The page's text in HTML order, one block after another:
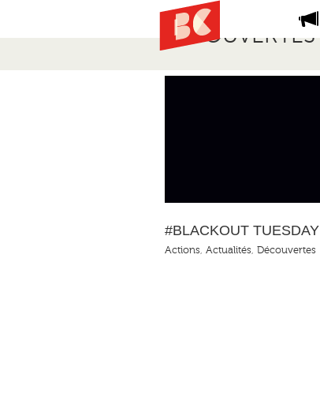
DÉCOUVERTES
#BLACKOUT TUESDAY
Actions, Actualités, Découvertes